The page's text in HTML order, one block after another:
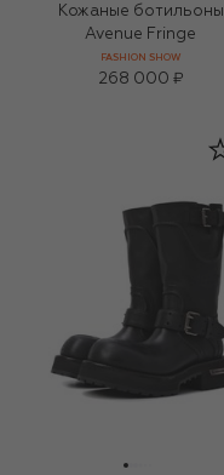
Кожаные ботильоны
Avenue Fringe
FASHION SHOW
268 000 ₽